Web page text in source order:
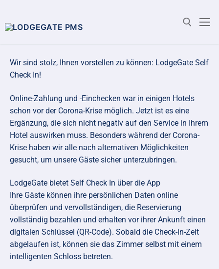
Wir sind stolz, Ihnen vorstellen zu können: LodgeGate Self
Check In!
Online-Zahlung und -Einchecken war in einigen Hotels
schon vor der Corona-Krise möglich. Jetzt ist es eine
Ergänzung, die sich nicht negativ auf den Service in Ihrem
Hotel auswirken muss. Besonders während der Corona-
Krise haben wir alle nach alternativen Möglichkeiten
gesucht, um unsere Gäste sicher unterzubringen.
LodgeGate bietet Self Check In über die App
Ihre Gäste können ihre persönlichen Daten online
überprüfen und vervollständigen, die Reservierung
vollständig bezahlen und erhalten vor ihrer Ankunft einen
digitalen Schlüssel (QR-Code). Sobald die Check-in-Zeit
abgelaufen ist, können sie das Zimmer selbst mit einem
intelligenten Schloss betreten.